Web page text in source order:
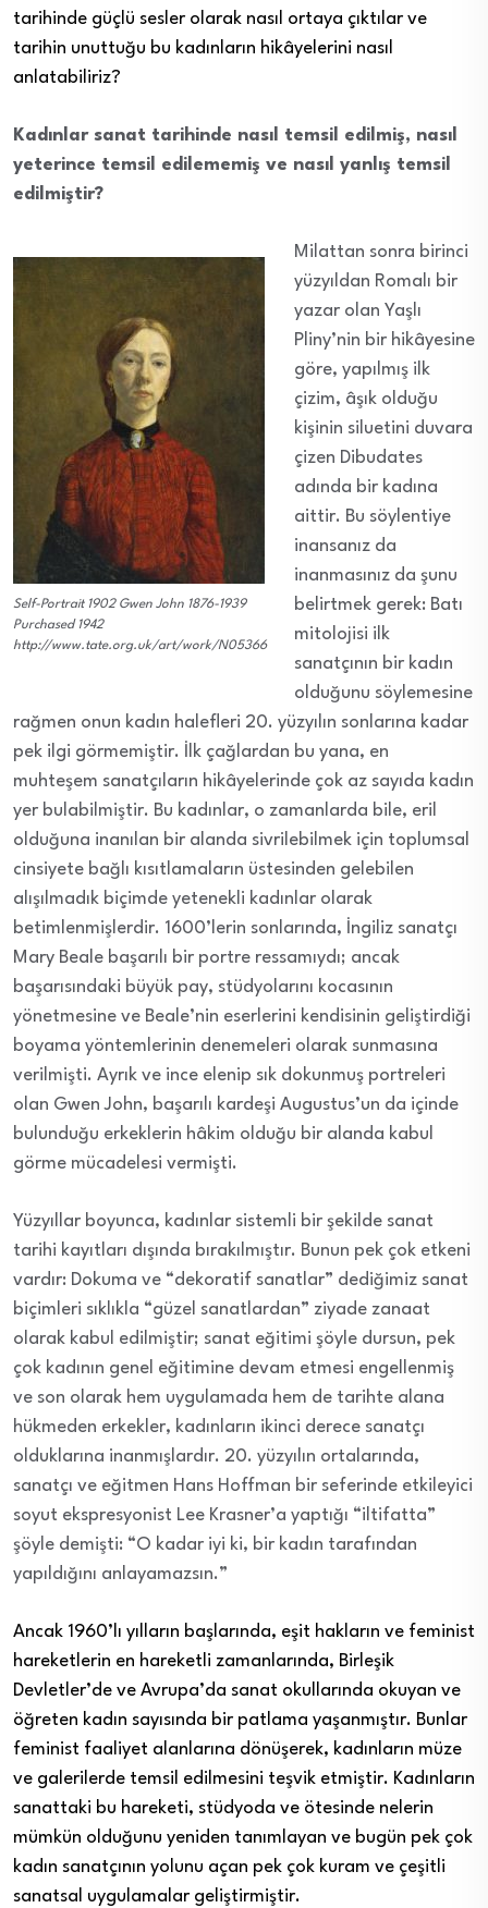
tarihinde güçlü sesler olarak nasıl ortaya çıktılar ve
tarihin unuttuğu bu kadınların hikâyelerini nasıl
anlatabiliriz?
Kadınlar sanat tarihinde nasıl temsil edilmiş, nasıl
yeterince temsil edilememiş ve nasıl yanlış temsil
edilmiştir?
Self-Portrait 1902 Gwen John 1876-1939
Purchased 1942
http://www.tate.org.uk/art/work/N05366
Milattan sonra birinci
yüzyıldan Romalı bir
yazar olan Yaşlı
Pliny’nin bir hikâyesine
göre, yapılmış ilk
çizim, âşık olduğu
kişinin siluetini duvara
çizen Dibudates
adında bir kadına
aittir. Bu söylentiye
inansanız da
inanmasınız da şunu
belirtmek gerek: Batı
mitolojisi ilk
sanatçının bir kadın
olduğunu söylemesine
rağmen onun kadın halefleri 20. yüzyılın sonlarına kadar
pek ilgi görmemiştir. İlk çağlardan bu yana, en
muhteşem sanatçıların hikâyelerinde çok az sayıda kadın
yer bulabilmiştir. Bu kadınlar, o zamanlarda bile, eril
olduğuna inanılan bir alanda sivrilebilmek için toplumsal
cinsiyete bağlı kısıtlamaların üstesinden gelebilen
alışılmadık biçimde yetenekli kadınlar olarak
betimlenmişlerdir. 1600’lerin sonlarında, İngiliz sanatçı
Mary Beale başarılı bir portre ressamıydı; ancak
başarısındaki büyük pay, stüdyolarını kocasının
yönetmesine ve Beale’nin eserlerini kendisinin geliştirdiği
boyama yöntemlerinin denemeleri olarak sunmasına
verilmişti. Ayrık ve ince elenip sık dokunmuş portreleri
olan Gwen John, başarılı kardeşi Augustus’un da içinde
bulunduğu erkeklerin hâkim olduğu bir alanda kabul
görme mücadelesi vermişti.
Yüzyıllar boyunca, kadınlar sistemli bir şekilde sanat
tarihi kayıtları dışında bırakılmıştır. Bunun pek çok etkeni
vardır: Dokuma ve “dekoratif sanatlar” dediğimiz sanat
biçimleri sıklıkla “güzel sanatlardan” ziyade zanaat
olarak kabul edilmiştir; sanat eğitimi şöyle dursun, pek
çok kadının genel eğitimine devam etmesi engellenmiş
ve son olarak hem uygulamada hem de tarihte alana
hükmeden erkekler, kadınların ikinci derece sanatçı
olduklarına inanmışlardır. 20. yüzyılın ortalarında,
sanatçı ve eğitmen Hans Hoffman bir seferinde etkileyici
soyut ekspresyonist Lee Krasner’a yaptığı “iltifatta”
şöyle demişti: “O kadar iyi ki, bir kadın tarafından
yapıldığını anlayamazsın.”
Ancak 1960’lı yılların başlarında, eşit hakların ve feminist
hareketlerin en hareketli zamanlarında, Birleşik
Devletler’de ve Avrupa’da sanat okullarında okuyan ve
öğreten kadın sayısında bir patlama yaşanmıştır. Bunlar
feminist faaliyet alanlarına dönüşerek, kadınların müze
ve galerilerde temsil edilmesini teşvik etmiştir. Kadınların
sanattaki bu hareketi, stüdyoda ve ötesinde nelerin
mümkün olduğunu yeniden tanımlayan ve bugün pek çok
kadın sanatçının yolunu açan pek çok kuram ve çeşitli
sanatsal uygulamalar geliştirmiştir.